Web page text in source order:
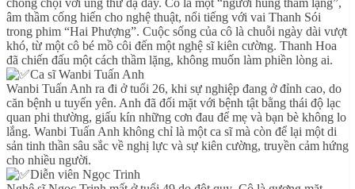
âm thầm cống hiến cho nghệ thuật, nổi tiếng với vai Thanh Sói
trong phim “Hai Phượng”. Cuộc sống của cô là chuỗi ngày dài vượt
khó, từ một cô bé mồ côi đến một nghệ sĩ kiên cường. Thanh Hoa
đã chiến đấu một cách thầm lặng, không muốn làm phiền lòng ai.
Ca sĩ Wanbi Tuấn Anh
Wanbi Tuấn Anh ra đi ở tuổi 26, khi sự nghiệp đang ở đỉnh cao, do
căn bệnh u tuyến yên. Anh đã đối mặt với bệnh tật bằng thái độ lạc
quan phi thường, giấu kín những cơn đau để mẹ và bạn bè không lo
lắng. Wanbi Tuấn Anh không chỉ là một ca sĩ mà còn để lại một di
sản tinh thần sâu sắc về nghị lực và sự kiên cường, truyền cảm hứng
cho nhiều người.
Diễn viên Ngọc Trinh